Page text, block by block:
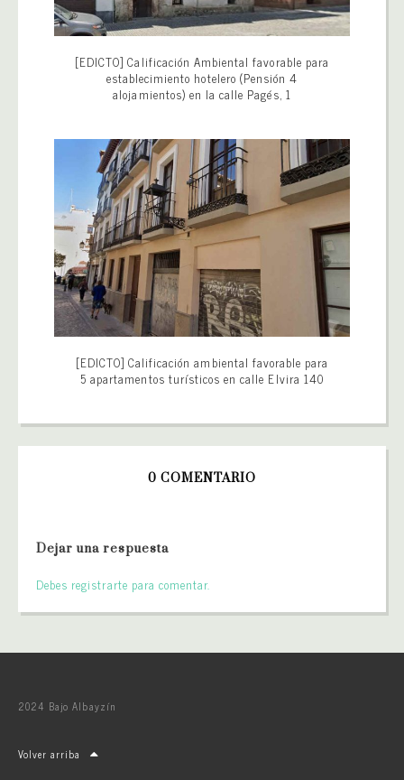
[EDICTO] Calificación Ambiental favorable para
establecimiento hotelero (Pensión 4
alojamientos) en la calle Pagés, 1
[EDICTO] Calificación ambiental favorable para
5 apartamentos turísticos en calle Elvira 140
0 COMENTARIO
Dejar una respuesta
Debes registrarte para comentar.
2024 Bajo Albayzín
Volver arriba